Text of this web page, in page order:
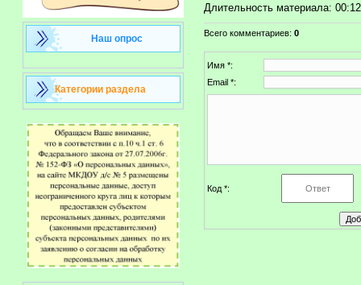
Наш опрос
Категории раздела
Длительность материала:
Всего комментариев: 0
Имя *:
Email *:
Код *: